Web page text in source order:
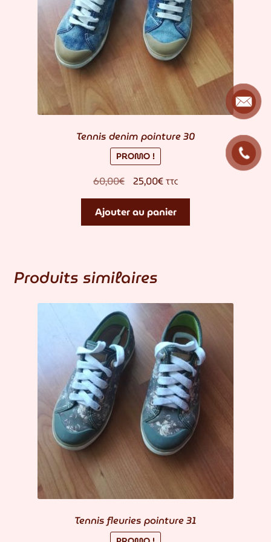
Tennis denim pointure 30
PROMO !
60,00€ Le
prix
initial
était :
25,00€Le
prix
actuel
est :
TTC
Ajouter au panier
Produits similaires
Tennis fleuries pointure 31